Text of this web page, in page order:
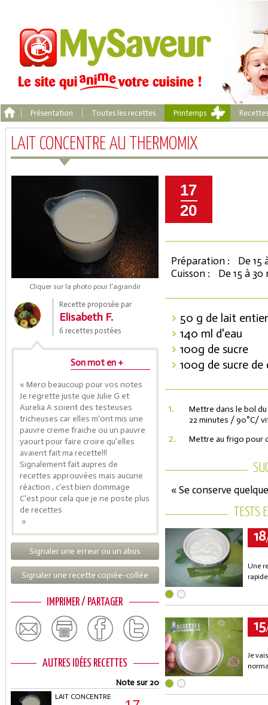
Présentation Toutes les recettes Printemps
LAIT CONCENTRE AU THERMOMIX
Cliquer sur la photo pour l'agrandir
Recette proposée par
Elisabeth F.
6 recettes postées
Son mot en +
« Merci beaucoup pour vos notes
Je regrette juste que Julie G et
Aurelia A soient des testeuses
tricheuses car elles m'ont mis une
pauvre creme fraiche ou un pauvre
yaourt pour faire croire qu'elles
avaient fait ma recette!!!
Signalement fait aupres de
recettes approuvées mais aucune
réaction , c'est bien dommage
C'est pour cela que je ne poste plus
de recettes
»
Signaler une erreur ou un abus
Signaler une recette copiée-collée
IMPRIMER / PARTAGER
AUTRES IDÉES RECETTES
Note sur 20
LAIT CONCENTRE
17
20
Préparation :
De 15
Cuisson :
De 15 à
50 g de lait
140 ml d'eau
100g de sucre
100g de sucre de
1.
Mettre dans le bol
22 minutes / 90°C/
2. Mettre au frigo pour
« Se conserve
18
Une
15
Je
Coupons de réduction